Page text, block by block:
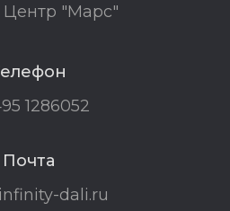
Центр "Марс"
1286052
Почта
dali.ru